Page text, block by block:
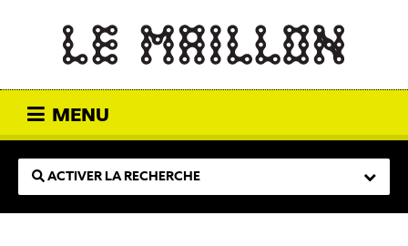
MENU
ACTIVER LA RECHERCHE